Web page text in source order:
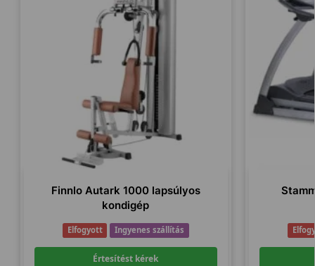
Finnlo Autark 1000 lapsúlyos
kondigép
Elfogyott Ingyenes szállítás
Értesítést kérek